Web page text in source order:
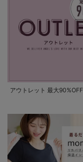
アウトレット 最大90%OFF